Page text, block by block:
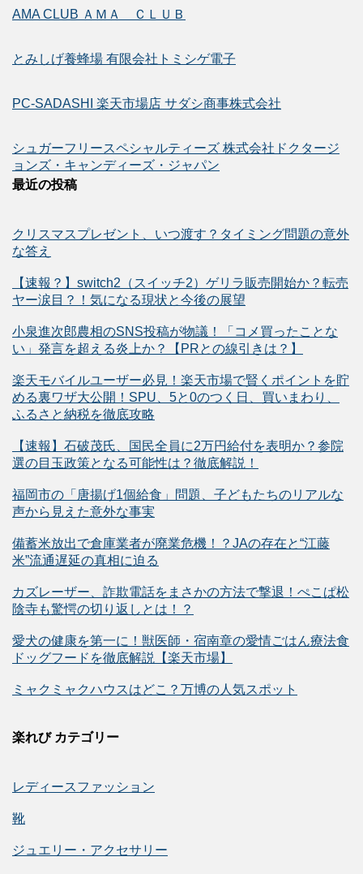
AMA CLUB ＡＭＡ ＣＬＵＢ
とみしげ養蜂場 有限会社トミシゲ電子
PC-SADASHI 楽天市場店 サダシ商事株式会社
シュガーフリースペシャルティーズ 株式会社ドクタージ
ョンズ・キャンディーズ・ジャパン
最近の投稿
クリスマスプレゼント、いつ渡す？タイミング問題の意外
な答え
【速報？】switch2（スイッチ2）ゲリラ販売開始か？転売
ヤー涙目？！気になる現状と今後の展望
小泉進次郎農相のSNS投稿が物議！「コメ買ったことな
い」発言を超える炎上か？【PRとの線引きは？】
楽天モバイルユーザー必見！楽天市場で賢くポイントを貯
める裏ワザ大公開！SPU、5と0のつく日、買いまわり、
ふるさと納税を徹底攻略
【速報】石破茂氏、国民全員に2万円給付を表明か？参院
選の目玉政策となる可能性は？徹底解説！
福岡市の「唐揚げ1個給食」問題、子どもたちのリアルな
声から見えた意外な事実
備蓄米放出で倉庫業者が廃業危機！？JAの存在と“江藤
米”流通遅延の真相に迫る
カズレーザー、詐欺電話をまさかの方法で撃退！ぺこぱ松
陰寺も驚愕の切り返しとは！？
愛犬の健康を第一に！獣医師・宿南章の愛情ごはん療法食
ドッグフードを徹底解説【楽天市場】
ミャクミャクハウスはどこ？万博の人気スポット
楽れび カテゴリー
レディースファッション
靴
ジュエリー・アクセサリー